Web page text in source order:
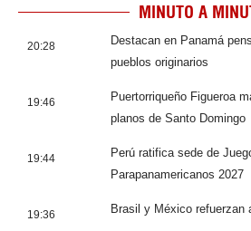
MINUTO A
20:28
Destacan en Panamá
pueblos originarios
19:46
Puertorriqueño Figueroa
planos de Santo Domingo
19:44
Perú ratifica sede de
Parapanamericanos 2027
19:36 Brasil y México refuerzan